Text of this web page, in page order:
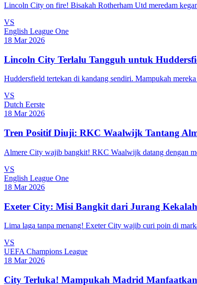
Lincoln City on fire! Bisakah Rotherham Utd meredam
VS
English League One
18 Mar 2026
Lincoln City Terlalu Tangguh untuk
Huddersfield tertekan di kandang sendiri. Mampukah
VS
Dutch Eerste
18 Mar 2026
Tren Positif Diuji: RKC Waalwijk Tantang
Almere City wajib bangkit! RKC Waalwijk datang dengan
VS
English League One
18 Mar 2026
Exeter City: Misi Bangkit dari Jurang
Lima laga tanpa menang! Exeter City wajib curi poin di
VS
UEFA Champions League
18 Mar 2026
City Terluka! Mampukah Madrid